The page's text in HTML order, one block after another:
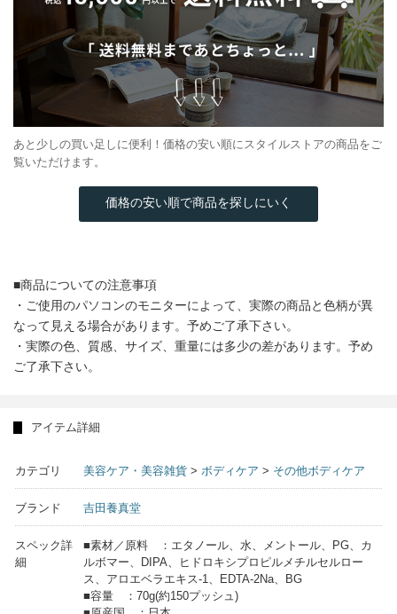
あと少しの買い足しに便利！価格の安い順にスタイルストアの商品をご
覧いただけます。
価格の安い順で商品を探しにいく
■商品についての注意事項
・ご使用のパソコンのモニターによって、実際の商品と色柄が異
なって見える場合があります。予めご了承下さい。
・実際の色、質感、サイズ、重量には多少の差があります。予め
ご了承下さい。
アイテム詳細
カテゴリ 美容ケア・美容雑貨 > ボディケア > その他ボディケア
ブランド 吉田養真堂
スペック詳
細
■素材／原料 ：エタノール、水、メントール、PG、カ
ルボマー、DIPA、ヒドロキシプロピルメチルセルロー
ス、アロエベラエキス-1、EDTA-2Na、BG
■容量 ：70g(約150プッシュ)